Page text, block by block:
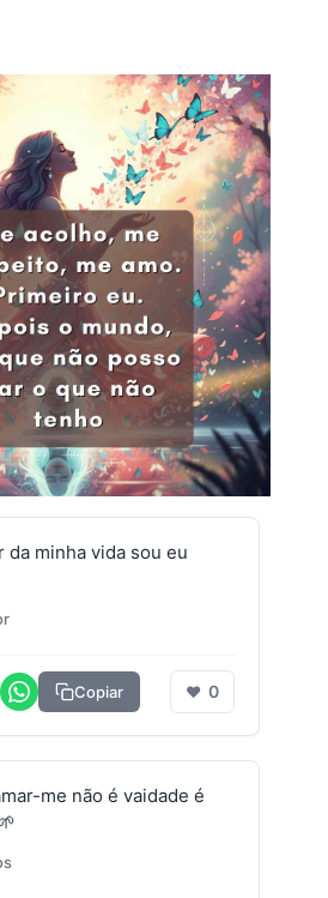
da minha vida sou eu
Copiar ❤ 0
me não é vaidade é